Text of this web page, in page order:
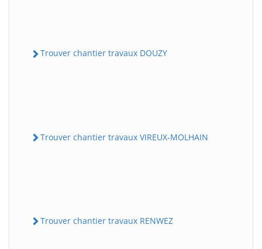
Trouver chantier travaux DOUZY
Trouver chantier travaux VIREUX-MOLHAIN
Trouver chantier travaux RENWEZ